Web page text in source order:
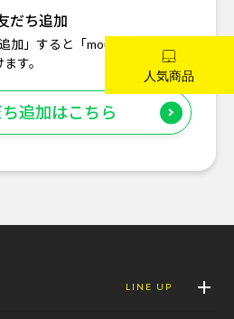
だち追加
加」すると「mouse お客様サポ
す。
追加はこちら
LINE UP